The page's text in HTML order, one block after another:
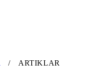
ARTIKLAR